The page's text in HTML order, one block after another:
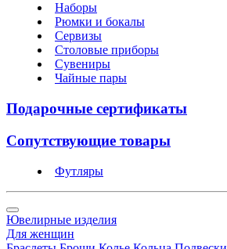
Наборы
Рюмки и бокалы
Сервизы
Столовые приборы
Сувениры
Чайные пары
Подарочные сертификаты
Сопутствующие товары
Футляры
Ювелирные изделия
Для женщин